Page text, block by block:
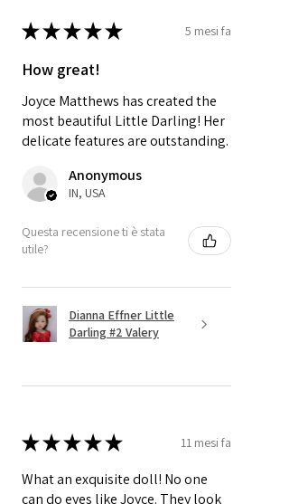
★★★★★ 5 mesi fa
How great!
Joyce Matthews has created the
most beautiful Little Darling! Her
delicate features are outstanding.
Anonymous
IN, USA
Questa recensione ti è stata
utile?
Dianna Effner Little
Darling #2 Valery
★★★★★ 11 mesi fa
What an exquisite doll! No one
can do eyes like Joyce. They look